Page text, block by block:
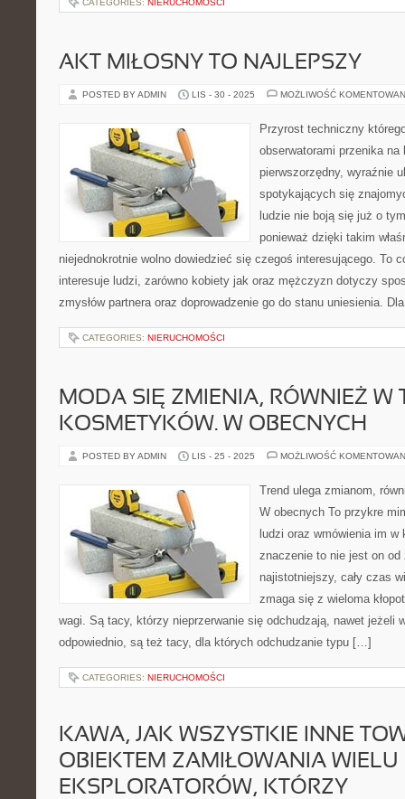
CATEGORIES: NIERUCHOMOŚCI
AKT MIŁOSNY TO NAJLEPSZY
POSTED BY ADMIN LIS - 30 - 2025 MOŻLIWOŚĆ
Przyrost techniczny
obserwatorami przenika na
pierwszorzędny, wyraźnie
spotykających się
ludzie nie boją się już o
ponieważ dzięki takim
niejednokrotnie wolno dowiedzieć się czegoś interesującego. To
interesuje ludzi, zarówno kobiety jak oraz mężczyzn dotyczy
zmysłów partnera oraz doprowadzenie go do stanu uniesienia.
CATEGORIES: NIERUCHOMOŚCI
MODA SIĘ ZMIENIA, RÓWNIEŻ W
KOSMETYKÓW. W OBECNYCH
POSTED BY ADMIN LIS - 25 - 2025 MOŻLIWOŚĆ
Trend ulega zmianom,
W obecnych To przykre
ludzi oraz wmówienia im
znaczenie to nie jest on
najistotniejszy, cały czas
zmaga się z wieloma
wagi. Są tacy, którzy nieprzerwanie się odchudzają, nawet jeżeli
odpowiednio, są też tacy, dla których odchudzanie typu […]
CATEGORIES: NIERUCHOMOŚCI
KAWA, JAK WSZYSTKIE INNE
OBIEKTEM ZAMIŁOWANIA WIELU
EKSPLORATORÓW, KTÓRZY